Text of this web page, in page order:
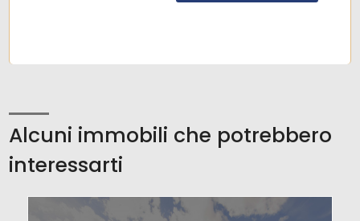
Alcuni immobili che potrebbero
interessarti